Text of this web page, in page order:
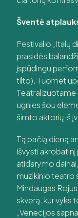
Šventė
Festivalio „Italų
prasidės
įspūdingu
tilto). Tuomet
ugnies šou
šimto aktorių iš
Tą pačią dieną
išvysti
atidarymo
muzikinio teatro
Mindaugas
skverą, kur vyks
„Venecijos